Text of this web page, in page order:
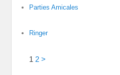
Parties Amicales
Ringer
1 2 >